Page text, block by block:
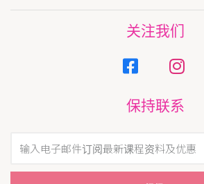
关注我们
保持联系